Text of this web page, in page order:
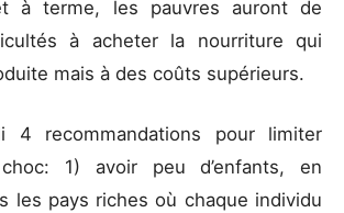
à terme, les pauvres auront de
à acheter la nourriture qui
mais à des coûts supérieurs.
4 recommandations pour limiter
choc: 1) avoir peu d’enfants, en
les pays riches où chaque individu